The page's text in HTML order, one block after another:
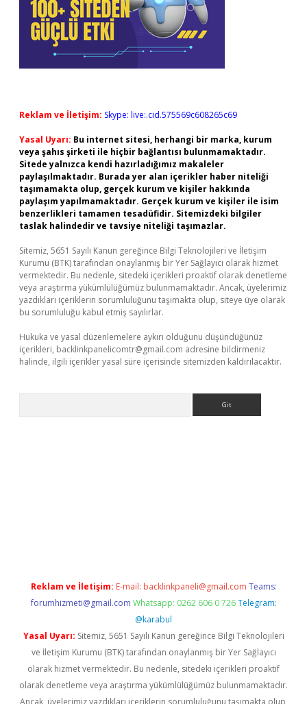
Reklam ve İletişim: Skype: live:.cid.575569c608265c69
Yasal Uyarı: Bu internet sitesi, herhangi bir marka, kurum
veya şahıs şirketi ile hiçbir bağlantısı bulunmamaktadır.
Sitede yalnızca kendi hazırladığımız makaleler
paylaşılmaktadır. Burada yer alan içerikler haber niteliği
taşımamakta olup, gerçek kurum ve kişiler hakkında
paylaşım yapılmamaktadır. Gerçek kurum ve kişiler ile isim
benzerlikleri tamamen tesadüfidir. Sitemizdeki bilgiler
taslak halindedir ve tavsiye niteliği taşımazlar.
Sitemiz, 5651 Sayılı Kanun gereğince Bilgi Teknolojileri ve İletişim
Kurumu (BTK) tarafından onaylanmış bir Yer Sağlayıcı olarak hizmet
vermektedir. Bu nedenle, sitedeki içerikleri proaktif olarak denetleme
veya araştırma yükümlülüğümüz bulunmamaktadır. Ancak, üyelerimiz
yazdıkları içeriklerin sorumluluğunu taşımakta olup, siteye üye olarak
bu sorumluluğu kabul etmiş sayılırlar.
Hukuka ve yasal düzenlemelere aykırı olduğunu düşündüğünüz
içerikleri, backlinkpanelicomtr@gmail.com adresine bildirmeniz
halinde, ilgili içerikler yasal süre içerisinde sitemizden kaldırılacaktır.
Reklam ve İletişim: E-mail: backlinkpaneli@gmail.com Teams:
forumhizmeti@gmail.com Whatsapp: 0262 606 0 726 Telegram:
@karabul
Yasal Uyarı: Sitemiz, 5651 Sayılı Kanun gereğince Bilgi Teknolojileri
ve İletişim Kurumu (BTK) tarafından onaylanmış bir Yer Sağlayıcı
olarak hizmet vermektedir. Bu nedenle, sitedeki içerikleri proaktif
olarak denetleme veya araştırma yükümlülüğümüz bulunmamaktadır.
Ancak, üyelerimiz yazdıkları içeriklerin sorumluluğunu taşımakta olup,